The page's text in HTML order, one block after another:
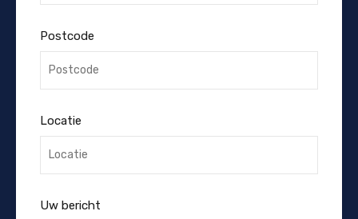
Postcode
Locatie
Uw bericht